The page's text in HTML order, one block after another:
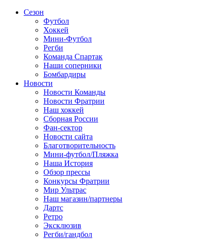
Сезон
Футбол
Хоккей
Мини-Футбол
Регби
Команда Спартак
Наши соперники
Бомбардиры
Новости
Новости Команды
Новости Фратрии
Наш хоккей
Сборная России
Фан-cектор
Новости сайта
Благотворительность
Мини-футбол/Пляжка
Наша История
Обзор прессы
Конкурсы Фратрии
Мир Ультрас
Наш магазин/партнеры
Дартс
Ретро
Эксклюзив
Регби/гандбол